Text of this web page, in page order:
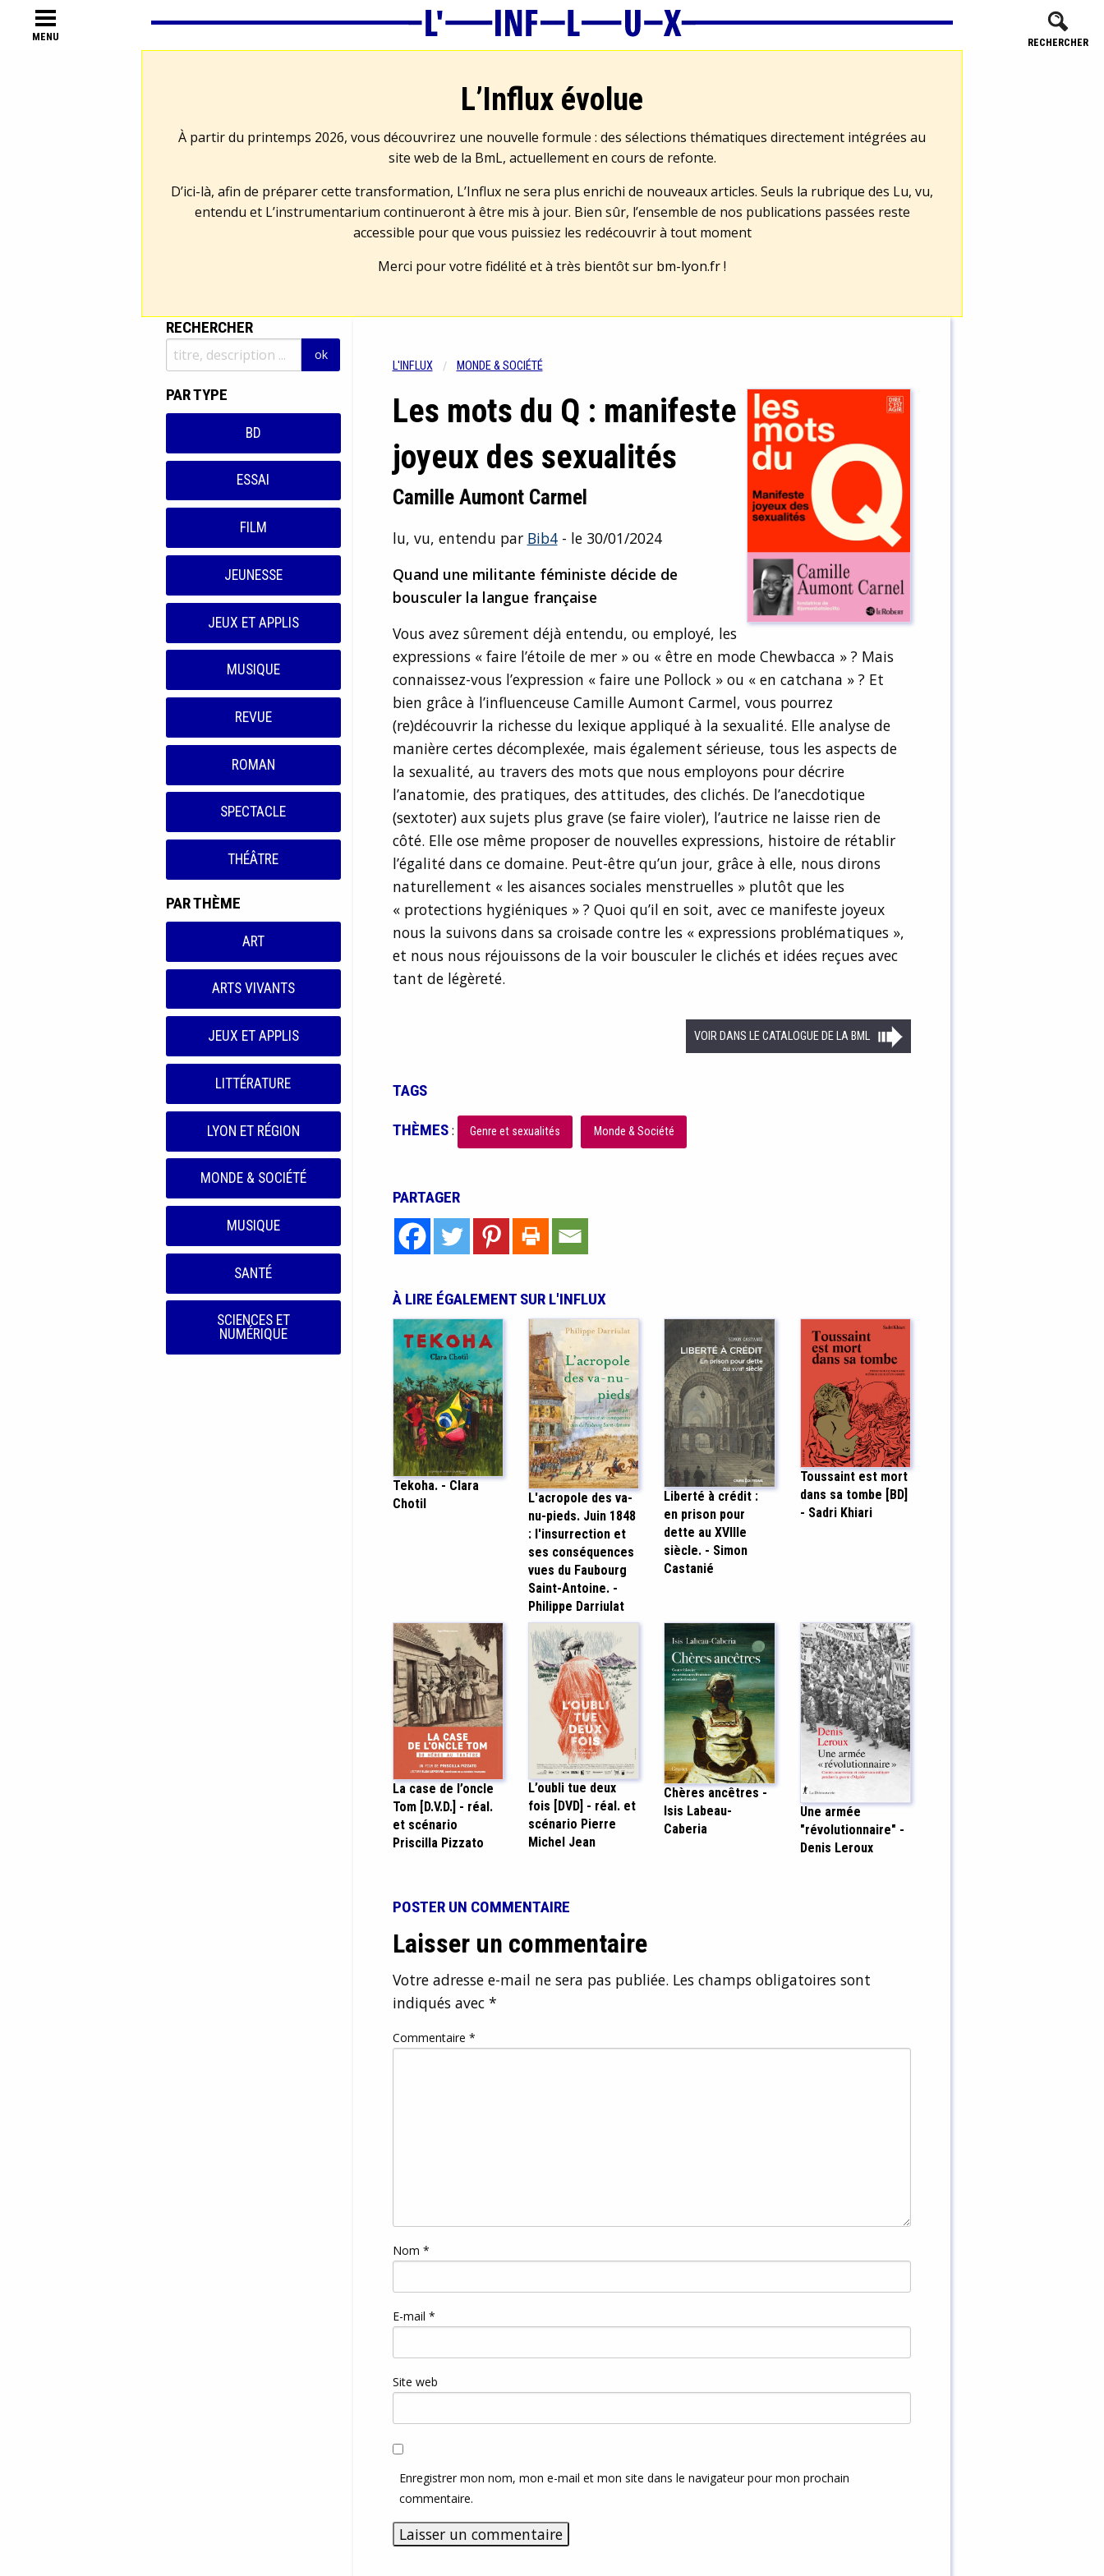
MENU RECHERCHER
L’Influx évolue
À partir du printemps 2026, vous découvrirez une nouvelle formule : des sélections thématiques directement intégrées au
site web de la BmL, actuellement en cours de refonte.
D’ici-là, afin de préparer cette transformation, L’Influx ne sera plus enrichi de nouveaux articles. Seuls la rubrique des Lu, vu,
entendu et L’instrumentarium continueront à être mis à jour. Bien sûr, l’ensemble de nos publications passées reste
accessible pour que vous puissiez les redécouvrir à tout moment
Merci pour votre fidélité et à très bientôt sur bm-lyon.fr!
RECHERCHER
PAR TYPE
BD
ESSAI
FILM
JEUNESSE
JEUX ET APPLIS
MUSIQUE
REVUE
ROMAN
SPECTACLE
THÉÂTRE
PAR THÈME
ART
ARTS VIVANTS
JEUX ET APPLIS
LITTÉRATURE
LYON ET RÉGION
MONDE & SOCIÉTÉ
MUSIQUE
SANTÉ
SCIENCES ET
NUMÉRIQUE
L'INFLUX MONDE & SOCIÉTÉ
Les mots du Q : manifeste
joyeux des sexualités
Camille Aumont Carmel
lu, vu, entendu par Bib4- le 30/01/2024
Quand une militante féministe décide de
bousculer la langue française
Vous avez sûrement déjà entendu, ou employé, les
expressions « faire l’étoile de mer » ou « être en mode Chewbacca » ? Mais
connaissez-vous l’expression « faire une Pollock » ou « en catchana » ? Et
bien grâce à l’influenceuse Camille Aumont Carmel, vous pourrez
(re)découvrir la richesse du lexique appliqué à la sexualité. Elle analyse de
manière certes décomplexée, mais également sérieuse, tous les aspects de
la sexualité, au travers des mots que nous employons pour décrire
l’anatomie, des pratiques, des attitudes, des clichés. De l’anecdotique
(sextoter) aux sujets plus grave (se faire violer), l’autrice ne laisse rien de
côté. Elle ose même proposer de nouvelles expressions, histoire de rétablir
l’égalité dans ce domaine. Peut-être qu’un jour, grâce à elle, nous dirons
naturellement « les aisances sociales menstruelles » plutôt que les
« protections hygiéniques » ? Quoi qu’il en soit, avec ce manifeste joyeux
nous la suivons dans sa croisade contre les « expressions problématiques »,
et nous nous réjouissons de la voir bousculer le clichés et idées reçues avec
tant de légèreté.
VOIR DANS LE CATALOGUE DE LA BML
TAGS
THÈMES: Genre et sexualités Monde & Société
PARTAGER
À LIRE ÉGALEMENT SUR L'INFLUX
Tekoha. - Clara
Chotil
L'acropole des va-
nu-pieds. Juin 1848
: l'insurrection et
ses conséquences
vues du Faubourg
Saint-Antoine. -
Philippe Darriulat
Liberté à crédit :
en prison pour
dette au XVIIIe
siècle. - Simon
Castanié
Toussaint est mort
dans sa tombe [BD]
- Sadri Khiari
La case de l’oncle
Tom [D.V.D.] - réal.
et scénario
Priscilla Pizzato
L’oubli tue deux
fois [DVD] - réal. et
scénario Pierre
Michel Jean
Chères ancêtres -
Isis Labeau-
Caberia
Une armée
"révolutionnaire" -
Denis Leroux
POSTER UN COMMENTAIRE
Laisser un commentaire
Votre adresse e-mail ne sera pas publiée. Les champs obligatoires sont
indiqués avec *
Commentaire *
Nom *
E-mail *
Site web
Enregistrer mon nom, mon e-mail et mon site dans le navigateur pour mon prochain
commentaire.